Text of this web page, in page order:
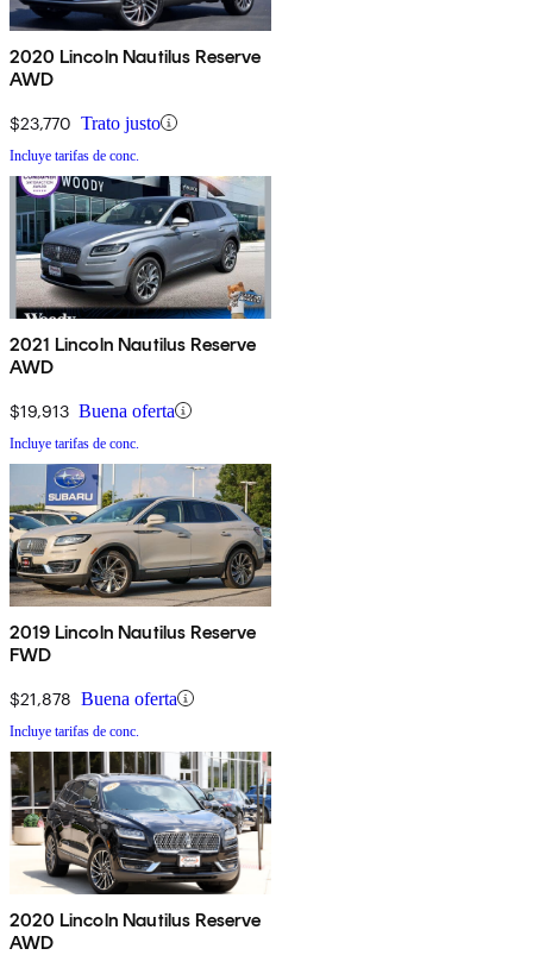
2020 Lincoln Nautilus Reserve
AWD
$23,770 Trato justo
Incluye tarifas de conc.
2021 Lincoln Nautilus Reserve
AWD
$19,913 Buena oferta
Incluye tarifas de conc.
2019 Lincoln Nautilus Reserve
FWD
$21,878 Buena oferta
Incluye tarifas de conc.
2020 Lincoln Nautilus Reserve
AWD